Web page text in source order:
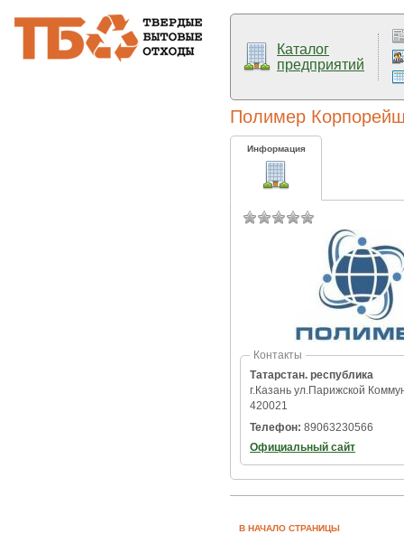
Каталог
предприятий
Полимер
Информация
Контакты
Татарстан. республика
г.Казань ул.Парижской
420021
Телефон: 89063230566
Официальный сайт
В НАЧАЛО СТРАНИЦЫ